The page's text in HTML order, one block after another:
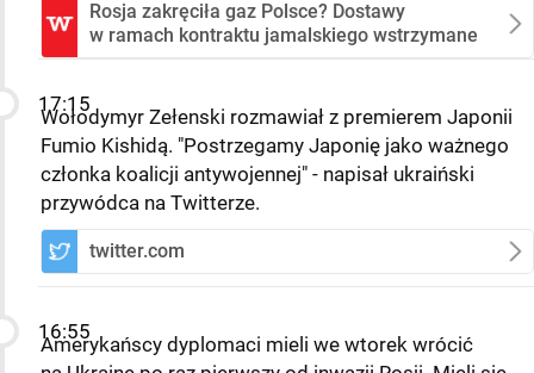
Rosja zakręciła gaz Polsce? Dostawy
w ramach kontraktu jamalskiego wstrzymane
17:15
Wołodymyr Zełenski rozmawiał z premierem Japonii
Fumio Kishidą. "Postrzegamy Japonię jako ważnego
członka koalicji antywojennej" - napisał ukraiński
przywódca na Twitterze.
twitter.com
16:55
Amerykańscy dyplomaci mieli we wtorek wrócić